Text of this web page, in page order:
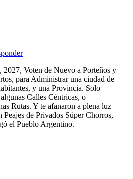
2027, Voten de Nuevo a Porteños y
para Administrar una ciudad de
y una Provincia. Solo
Calles Céntricas, o
Rutas. Y te afanaron a plena luz
Peajes de Privados Súper Chorros,
el Pueblo Argentino.